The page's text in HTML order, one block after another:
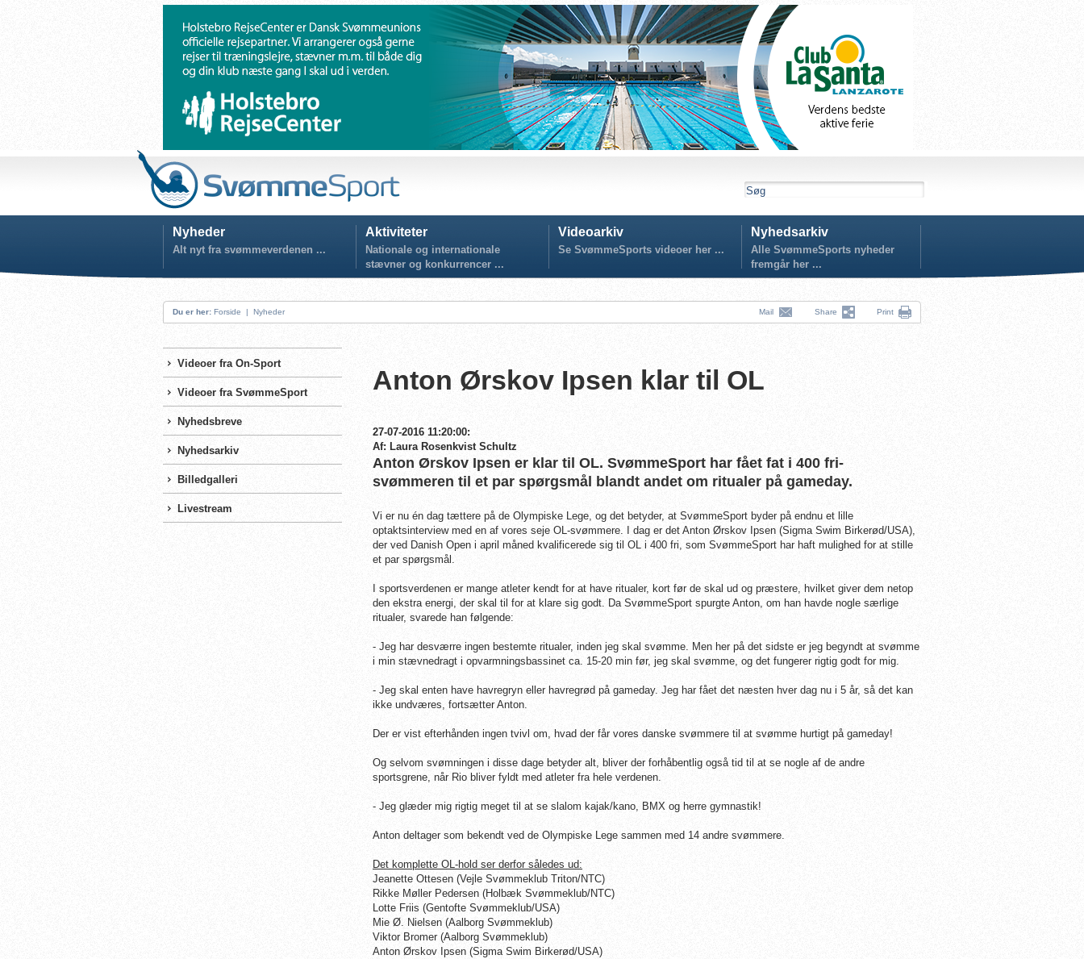
Nyheder
Alt nyt fra svømmeverdenen ...
Aktiviteter
Nationale og internationale
stævner og konkurrencer ...
Videoarkiv
Se SvømmeSports videoer her ...
Nyhedsarkiv
Alle SvømmeSports nyheder
fremgår her ...
Du er her: Forside | Nyheder Mail Share Print
Videoer fra On-Sport
Videoer fra SvømmeSport
Nyhedsbreve
Nyhedsarkiv
Billedgalleri
Livestream
Anton Ørskov Ipsen klar til OL
27-07-2016 11:20:00:
Af: Laura Rosenkvist Schultz
Anton Ørskov Ipsen er klar til OL. SvømmeSport har fået fat i 400 fri-
svømmeren til et par spørgsmål blandt andet om ritualer på gameday.
Vi er nu én dag tættere på de Olympiske Lege, og det betyder, at SvømmeSport byder på endnu et lille
optaktsinterview med en af vores seje OL-svømmere. I dag er det Anton Ørskov Ipsen (Sigma Swim Birkerød/USA),
der ved Danish Open i april måned kvalificerede sig til OL i 400 fri, som SvømmeSport har haft mulighed for at stille
et par spørgsmål.
I sportsverdenen er mange atleter kendt for at have ritualer, kort før de skal ud og præstere, hvilket giver dem netop
den ekstra energi, der skal til for at klare sig godt. Da SvømmeSport spurgte Anton, om han havde nogle særlige
ritualer, svarede han følgende:
- Jeg har desværre ingen bestemte ritualer, inden jeg skal svømme. Men her på det sidste er jeg begyndt at svømme
i min stævnedragt i opvarmningsbassinet ca. 15-20 min før, jeg skal svømme, og det fungerer rigtig godt for mig.
- Jeg skal enten have havregryn eller havregrød på gameday. Jeg har fået det næsten hver dag nu i 5 år, så det kan
ikke undværes, fortsætter Anton.
Der er vist efterhånden ingen tvivl om, hvad der får vores danske svømmere til at svømme hurtigt på gameday!
Og selvom svømningen i disse dage betyder alt, bliver der forhåbentlig også tid til at se nogle af de andre
sportsgrene, når Rio bliver fyldt med atleter fra hele verdenen.
- Jeg g læder mig rigtig meget til at se slalom kajak/kano, BMX og herre gymnastik!
Anton deltager som bekendt ved de Olympiske Lege sammen med 14 andre svømmere.
Det komplette OL-hold ser derfor således ud:
Jeanette Ottesen (Vejle Svømmeklub Triton/NTC)
Rikke Møller Pedersen (Holbæk Svømmeklub/NTC)
Lotte Friis (Gentofte Svømmeklub/USA)
Mie Ø. Nielsen (Aalborg Svømmeklub)
Viktor Bromer (Aalborg Svømmeklub)
Anton Ørskov Ipsen (Sigma Swim Birkerød/USA)